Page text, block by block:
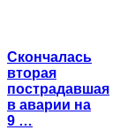
Скончалась
вторая
пострадавшая
в аварии на
9 …